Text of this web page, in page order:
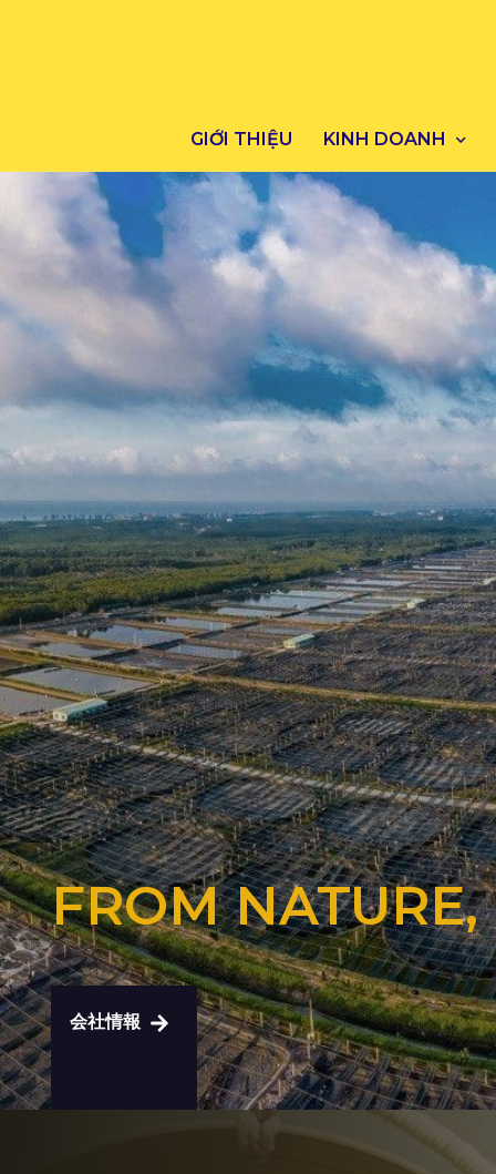
GIỚI THIỆU KINH DOANH
FROM NATURE,
会社情報